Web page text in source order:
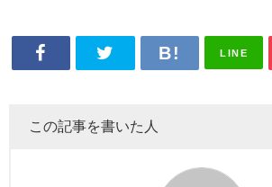
LINE
この記事を書いた人